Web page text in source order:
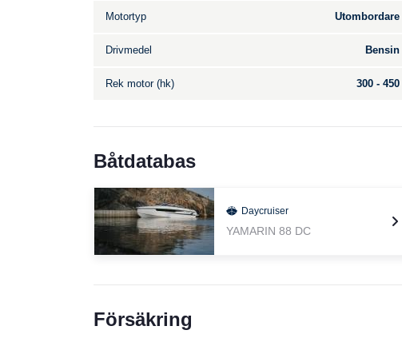
Motortyp Utombordare
Drivmedel Bensin
Rek motor (hk) 300 - 450
Båtdatabas
Daycruiser
YAMARIN 88 DC
Försäkring